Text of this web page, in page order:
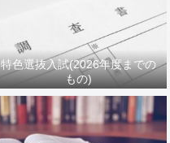
特色選抜入試(2026年度までの
もの)